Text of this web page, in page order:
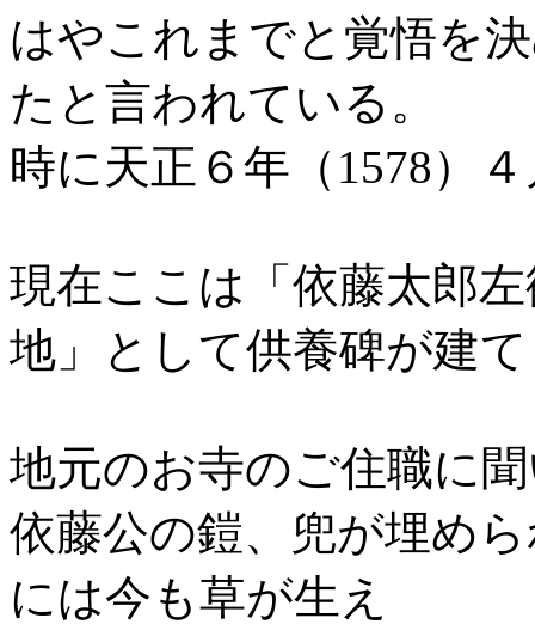
はやこれまでと覚悟を
たと言われている。
時に天正６年（1578）
現在ここは「依藤太郎
地」として供養碑が建
地元のお寺のご住職に
依藤公の鎧、兜が埋め
には今も草が生え